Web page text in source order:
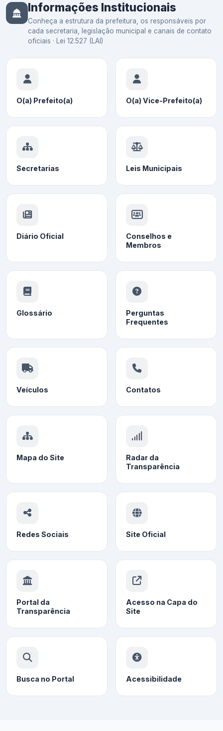
Informações Institucionais
Conheça a estrutura da prefeitura, os responsáveis por
cada secretaria, legislação municipal e canais de contato
oficiais · Lei 12.527 (LAI)
O(a) Prefeito(a) O(a) Vice-Prefeito(a)
Secretarias Leis Municipais
Diário Oficial
Conselhos e
Membros
Glossário
Perguntas
Frequentes
Veículos Contatos
Mapa do Site
Radar da
Transparência
Redes Sociais Site Oficial
Portal da
Transparência
Acesso na Capa do
Site
Busca no Portal Acessibilidade